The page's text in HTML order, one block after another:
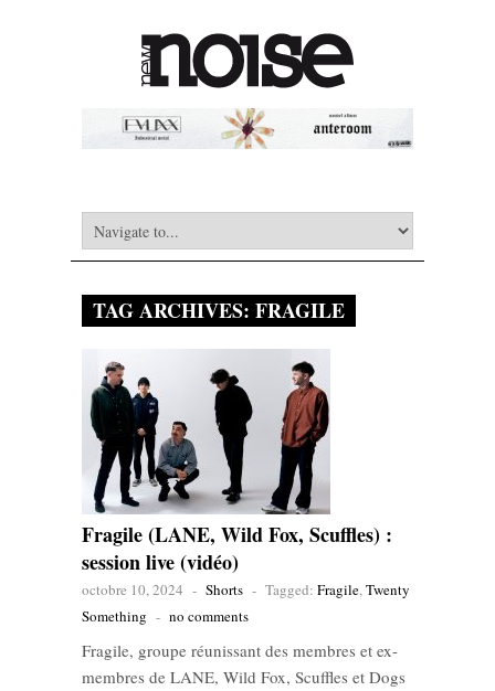
TAG ARCHIVES: FRAGILE
Fragile (LANE, Wild Fox, Scuffles) :
session live (vidéo)
octobre 10, 2024 - Shorts - Tagged: Fragile,Twenty
Something - no comments
Fragile, groupe réunissant des membres et ex-
membres de LANE, Wild Fox, Scuffles et Dogs